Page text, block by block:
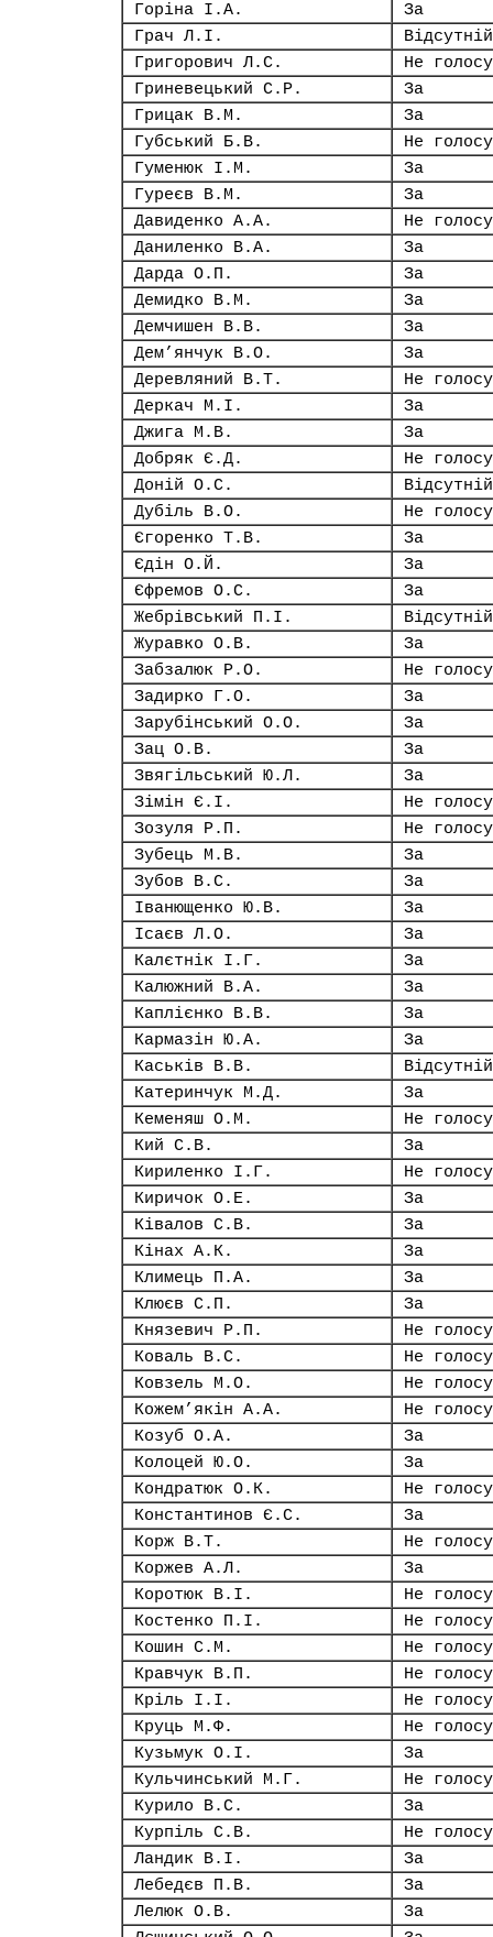
Горіна І.А.
За
Грач Л.І.
Відсутній
Григорович Л.С.
Не
Гриневецький С.Р.
За
Грицак В.М.
За
Губський Б.В.
Не
Гуменюк І.М.
За
Гуреєв В.М.
За
Давиденко А.А.
Не
Даниленко В.А.
За
Дарда О.П.
За
Демидко В.М.
За
Демчишен В.В.
За
Дем’янчук В.О.
За
Деревляний В.Т.
Не
Деркач М.І.
За
Джига М.В.
За
Добряк Є.Д.
Не
Доній О.С.
Відсутній
Дубіль В.О.
Не
Єгоренко Т.В.
За
Єдін О.Й.
За
Єфремов О.С.
За
Жебрівський П.І.
Відсутній
Журавко О.В.
За
Забзалюк Р.О.
Не
Задирко Г.О.
За
Зарубінський О.О.
За
Зац О.В.
За
Звягільський Ю.Л.
За
Зімін Є.І.
Не
Зозуля Р.П.
Не
Зубець М.В.
За
Зубов В.С.
За
Іванющенко Ю.В.
За
Ісаєв Л.О.
За
Калєтнік І.Г.
За
Калюжний В.А.
За
Каплієнко В.В.
За
Кармазін Ю.А.
За
Каськів В.В.
Відсутній
Катеринчук М.Д.
За
Кеменяш О.М.
Не
Кий С.В.
За
Кириленко І.Г.
Не
Киричок О.Е.
За
Ківалов С.В.
За
Кінах А.К.
За
Климець П.А.
За
Клюєв С.П.
За
Князевич Р.П.
Не
Коваль В.С.
Не
Ковзель М.О.
Не
Кожем’якін А.А.
Не
Козуб О.А.
За
Колоцей Ю.О.
За
Кондратюк О.К.
Не
Константинов Є.С.
За
Корж В.Т.
Не
Коржев А.Л.
За
Коротюк В.І.
Не
Костенко П.І.
Не
Кошин С.М.
Не
Кравчук В.П.
Не
Кріль І.І.
Не
Круць М.Ф.
Не
Кузьмук О.І.
За
Кульчинський М.Г.
Не
Курило В.С.
За
Курпіль С.В.
Не
Ландик В.І.
За
Лебедєв П.В.
За
Лелюк О.В.
За